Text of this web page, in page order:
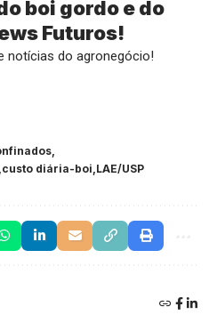
boi gordo e do
Futuros!
notícias do agronegócio!
custo diária-boi LAE/USP